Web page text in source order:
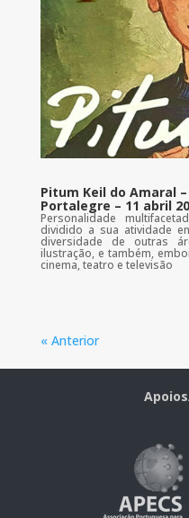
Pitum Keil do Amaral
Portalegre – 11 abril
Personalidade
dividido a sua atividade
diversidade de outras
ilustração, e também,
cinema, teatro e televisão
« Anterior